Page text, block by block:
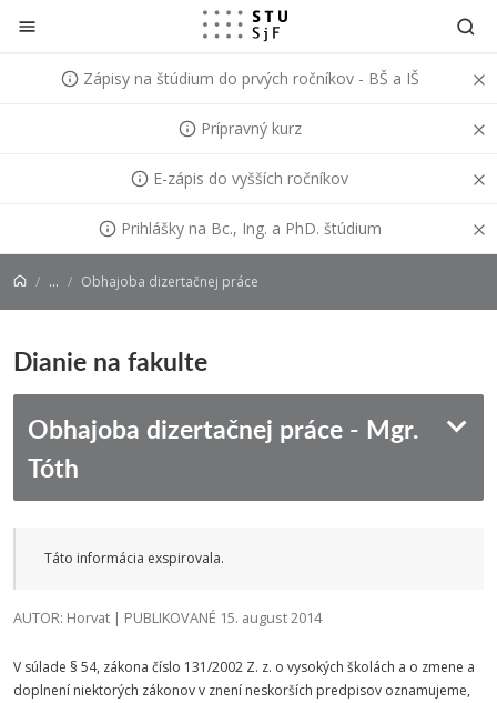
Prejsť na obsah
Zápisy na štúdium do prvých ročníkov - BŠ a IŠ
Prípravný kurz
E-zápis do vyšších ročníkov
Prihlášky na Bc., Ing. a PhD. štúdium
... Obhajoba dizertačnej práce
Dianie na fakulte
Obhajoba dizertačnej práce - Mgr.
Tóth
Táto informácia exspirovala.
AUTOR: Horvat | PUBLIKOVANÉ 15. august 2014
V súlade § 54, zákona číslo 131/2002 Z. z. o vysokých školách a o zmene a
doplnení niektorých zákonov v znení neskorších predpisov oznamujeme,